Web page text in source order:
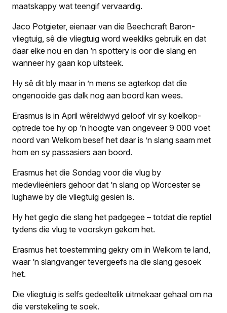
maatskappy wat teengif vervaardig.
Jaco Potgieter, eienaar van die Beechcraft Baron-
vliegtuig, sê die vliegtuig word weekliks gebruik en dat
daar elke nou en dan ’n spottery is oor die slang en
wanneer hy gaan kop uitsteek.
Hy sê dit bly maar in ’n mens se agterkop dat die
ongenooide gas dalk nog aan boord kan wees.
Erasmus is in April wêreldwyd geloof vir sy koelkop-
optrede toe hy op ’n hoogte van ongeveer 9 000 voet
noord van Welkom besef het daar is ’n slang saam met
hom en sy passasiers aan boord.
Erasmus het die Sondag voor die vlug by
medevlieëniers gehoor dat ’n slang op Worcester se
lughawe by die vliegtuig gesien is.
Hy het geglo die slang het padgegee – totdat die reptiel
tydens die vlug te voorskyn gekom het.
Erasmus het toestemming gekry om in Welkom te land,
waar ’n slangvanger tevergeefs na die slang gesoek
het.
Die vliegtuig is selfs gedeeltelik uitmekaar gehaal om na
die verstekeling te soek.